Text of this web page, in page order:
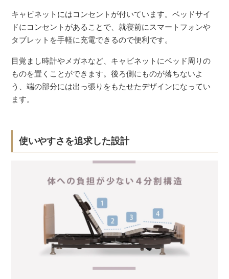
キャビネットにはコンセントが付いています。ベッドサイ
ドにコンセントがあることで、就寝前にスマートフォンや
タブレットを手軽に充電できるので便利です。
目覚まし時計やメガネなど、キャビネットにベッド周りの
ものを置くことができます。後ろ側にものが落ちないよ
う、端の部分には出っ張りをもたせたデザインになってい
ます。
使いやすさを追求した設計